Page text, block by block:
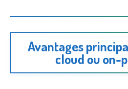
Avantages
cloud ou on-